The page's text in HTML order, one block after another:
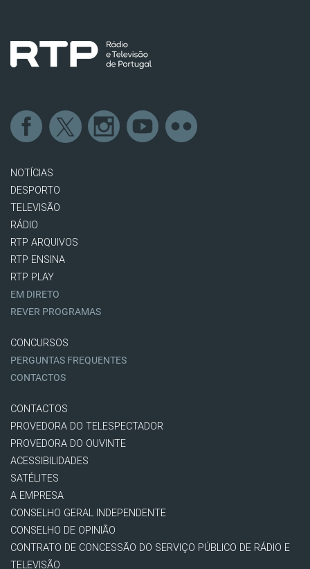
NOTÍCIAS
DESPORTO
TELEVISÃO
RÁDIO
RTP ARQUIVOS
RTP ENSINA
RTP PLAY
EM DIRETO
REVER PROGRAMAS
CONCURSOS
PERGUNTAS FREQUENTES
CONTACTOS
CONTACTOS
PROVEDORA DO TELESPECTADOR
PROVEDORA DO OUVINTE
ACESSIBILIDADES
SATÉLITES
A EMPRESA
CONSELHO GERAL INDEPENDENTE
CONSELHO DE OPINIÃO
CONTRATO DE CONCESSÃO DO SERVIÇO PÚBLICO DE RÁDIO E
TELEVISÃO